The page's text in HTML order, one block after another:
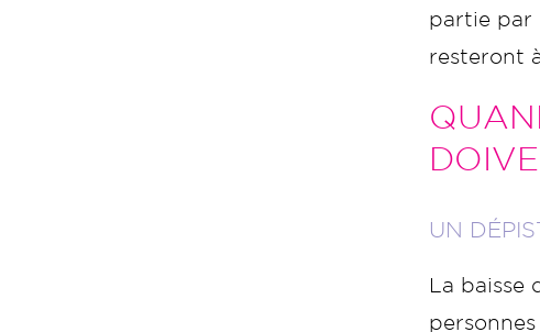
partie par
resteront
UN
La baisse